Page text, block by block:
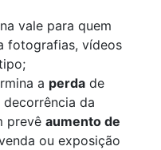
vale para quem
fotografias, vídeos
a perda de
da
prevê aumento de
ou exposição